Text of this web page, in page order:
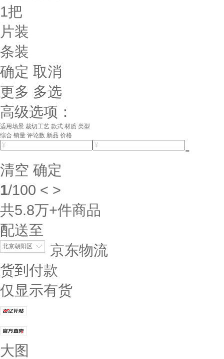
1把
片装
条装
确定 取消
更多 多选
高级选项：
适用场景 裁切工艺 款式 材质 类型
综合 销量 评论数 新品 价格
-
清空 确定
1/100 < >
共5.8万+件商品
配送至
北京朝阳区
京东物流
货到付款
仅显示有货
大图